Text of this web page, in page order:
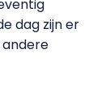
dag zijn er